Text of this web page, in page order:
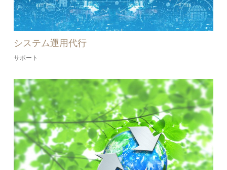
システム運用代行
サポート